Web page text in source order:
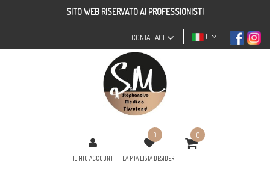
SITO WEB RISERVATO AI PROFESSIONISTI
IT
CONTATTACI
IL MIO ACCOUNT
0
LA MIA LISTA DESIDERI
0